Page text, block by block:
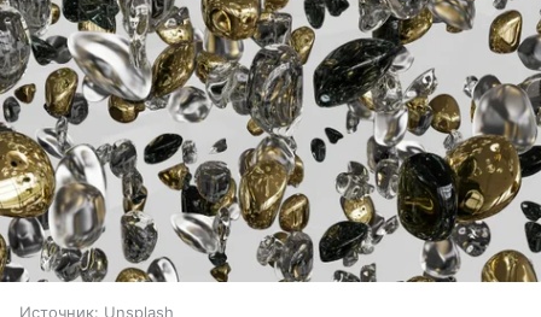
Источник: Unsplash